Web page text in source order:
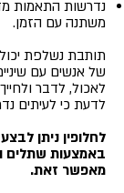
נדרשות התאמות
משתנה עם הזמן.
תותבת נשלפת
של אנשים עם
לאכול, לדבר
לדעת כי לעיתים
לחלופין ניתן
באמצעות שתלים
מאפשר זאת.